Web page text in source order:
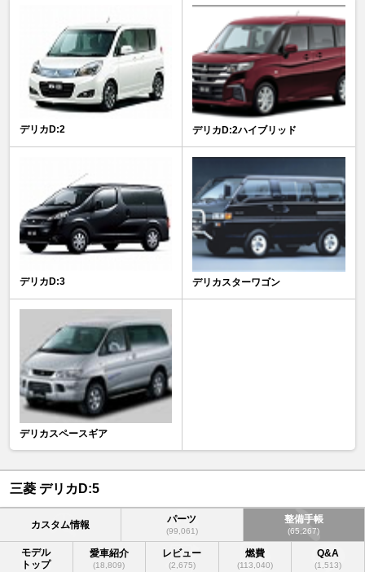
デリカD:2 デリカD:2ハイブリッド
デリカD:3 デリカスターワゴン
デリカスペースギア
三菱 デリカD:5
カスタム情報 パーツ
(99,061)
整備手帳
(65,267)
モデル
トップ
愛車紹介
(18,809)
レビュー
(2,675)
燃費
(113,040)
Q&A
(1,513)